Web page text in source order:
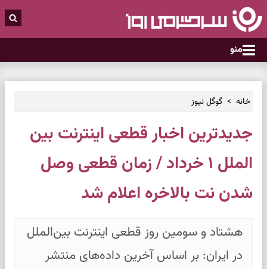
منو
خانه گوگل نیوز
جدیدترین اخبار قطعی اینترنت بین
الملل ۱ خرداد / زمان قطعی وصل
شدن نت بالاخره اعلام شد
هشتاد و سومین روز قطعی اینترنت بین‌الملل
در ایران: بر اساس آخرین داده‌های منتشر